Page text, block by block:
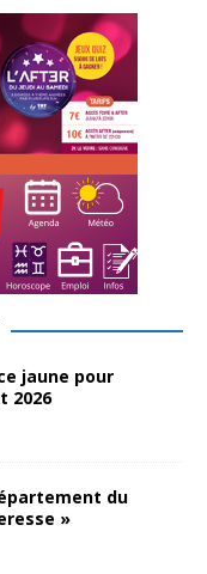
jaune pour
2026
du
»